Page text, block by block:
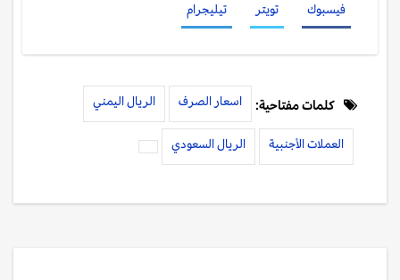
فيسبوك تويتر تيليجرام
كلمات مفتاحية: اسعار الصرف الريال اليمني
العملات الأجنبية الريال السعودي